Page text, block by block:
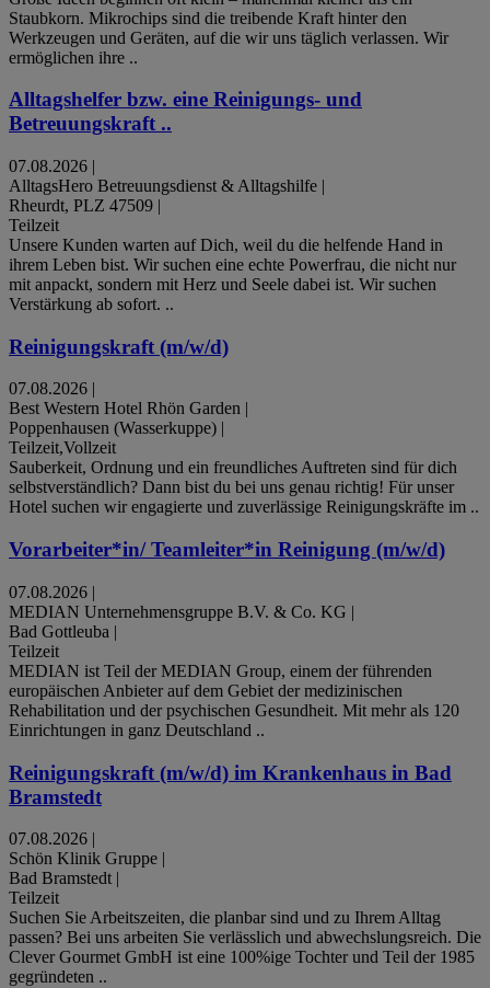
Staubkorn. Mikrochips sind die treibende Kraft hinter den
Werkzeugen und Geräten, auf die wir uns täglich verlassen. Wir
ermöglichen ihre ..
Alltagshelfer bzw. eine Reinigungs- und
Betreuungskraft ..
07.08.2026 |
AlltagsHero Betreuungsdienst & Alltagshilfe |
Rheurdt, PLZ 47509 |
Teilzeit
Unsere Kunden warten auf Dich, weil du die helfende Hand in
ihrem Leben bist. Wir suchen eine echte Powerfrau, die nicht nur
mit anpackt, sondern mit Herz und Seele dabei ist. Wir suchen
Verstärkung ab sofort. ..
Reinigungskraft (m/w/d)
07.08.2026
Best Western Hotel Rhön Garden
Poppenhausen (Wasserkuppe)
Teilzeit,Vollzeit
Sauberkeit, Ordnung und ein freundliches Auftreten sind für dich
selbstverständlich? Dann bist du bei uns genau richtig! Für unser
Hotel suchen wir engagierte und zuverlässige Reinigungskräfte im ..
Vorarbeiter*in/ Teamleiter*in Reinigung (m/w/d)
07.08.2026 |
MEDIAN Unternehmensgruppe B.V. & Co. KG |
Bad Gottleuba |
Teilzeit
MEDIAN ist Teil der MEDIAN Group, einem der führenden
europäischen Anbieter auf dem Gebiet der medizinischen
Rehabilitation und der psychischen Gesundheit. Mit mehr als 120
Einrichtungen in ganz Deutschland ..
Reinigungskraft (m/w/d) im Krankenhaus in Bad
Bramstedt
07.08.2026 |
Schön Klinik Gruppe |
Bad Bramstedt |
Teilzeit
Suchen Sie Arbeitszeiten, die planbar sind und zu Ihrem Alltag
passen? Bei uns arbeiten Sie verlässlich und abwechslungsreich. Die
Clever Gourmet GmbH ist eine 100%ige Tochter und Teil der 1985
gegründeten ..